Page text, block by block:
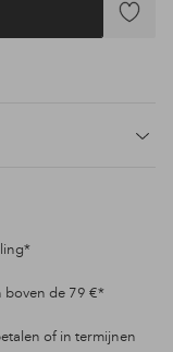
boven de 79 €*
of in termijnen